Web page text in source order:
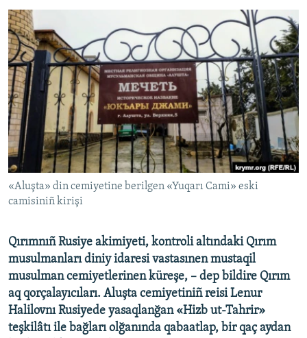
BLOGLAR
FİKİR
Русский
Українською
QOŞULIÑIZ!
RFE/RS bütün saytları
«Aluşta» din cemiyetine berilgen «Yuqarı Cami» eski
camisiniñ kirişi
Qırımnıñ Rusiye akimiyeti, kontroli altındaki Qırım
musulmanları diniy idaresi vastasınen mustaqil
musulman cemiyetlerinen küreşe, – dep bildire Qırım
aq qorçalayıcıları. Aluşta cemiyetiniñ reisi Lenur
Halilovnı Rusiyede yasaqlanğan «Hizb ut-Tahrir»
teşkilâtı ile bağları olğanında qabaatlap, bir qaç aydan